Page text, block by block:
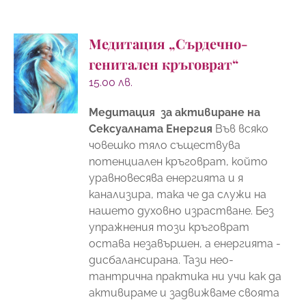
Медитация „Сърдечно-
генитален кръговрат“
15.00лв.
Медитация за активиране на
Сексуалната Енергия Във всяко
човешко тяло съществува
потенциален кръговрат, който
уравновесява енергията и я
канализира, така че да служи на
нашето духовно израстване. Без
упражнения този кръговрат
остава незавършен, а енергията -
дисбалансирана. Тази нео-
тантрична практика ни учи как да
активираме и задвижваме своята